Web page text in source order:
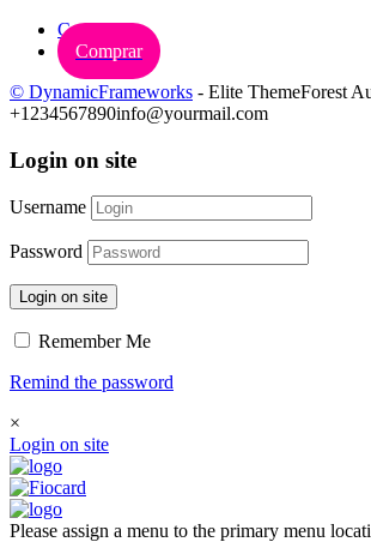
Carrinho
Comprar
© DynamicFrameworks - Elite ThemeForest
+1234567890info@yourmail.com
Login on site
Username
Password
Login on site
Remember Me
Remind the password
×
Login on site
Please assign a menu to the primary menu